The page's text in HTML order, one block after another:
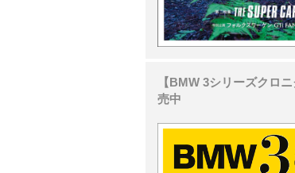
【BMW 3シリーズクロ
売中